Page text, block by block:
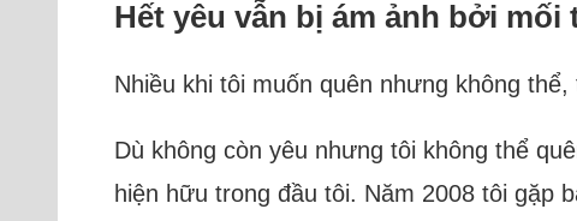
Hết yêu vẫn bị ám ảnh bởi
Nhiều khi tôi muốn quên nhưng không
Dù không còn yêu nhưng tôi không thể
hiện hữu trong đầu tôi. Năm 2008 tôi gặp